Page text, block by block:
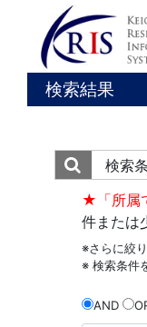
検索結果
検索
★「所属
件または
※さらに絞
※ 検索条件
AND